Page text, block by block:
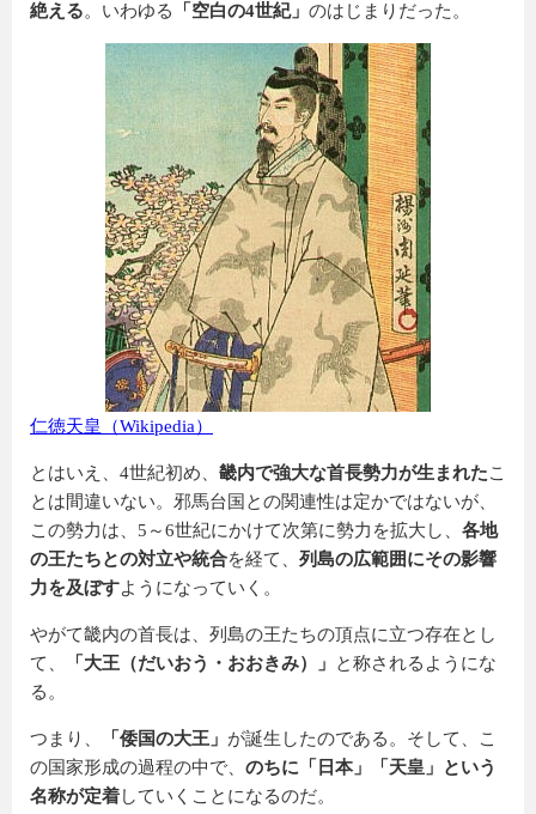
絶える。いわゆる 「空白の4世紀」 のはじまりだった。
仁徳天皇（Wikipedia）
とはいえ、4世紀初め、 畿内で強大な首長勢力が生まれたこ
とは間違いない。邪馬台国との関連性は定かではないが、
この勢力は、5～6世紀にかけて次第に勢力を拡大し、 各地
の王たちとの対立や統合を経て、 列島の広範囲にその影響
力を及ぼすようになっていく。
やがて畿内の首長は、列島の王たちの頂点に立つ存在とし
て、
「大王（だいおう・おおきみ）」
と称されるようにな
る。
つまり、 「倭国の大王」 が誕生したのである。そして、こ
の国家形成の過程の中で、 のちに「日本」「天皇」という
名称が定着していくことになるのだ。